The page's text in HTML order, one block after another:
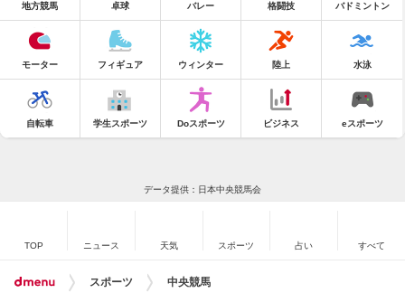
地方競馬 卓球 バレー 格闘技 バドミントン
モーター フィギュア ウィンター 陸上 水泳
自転車 学生スポーツ Doスポーツ ビジネス eスポーツ
データ提供：日本中央競馬会
TOP ニュース 天気 スポーツ 占い すべて
スポーツ 中央競馬